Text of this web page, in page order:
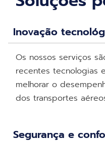
Inovação
Os nossos serviços
recentes tecnologias
melhorar o
dos transportes
Segurança e